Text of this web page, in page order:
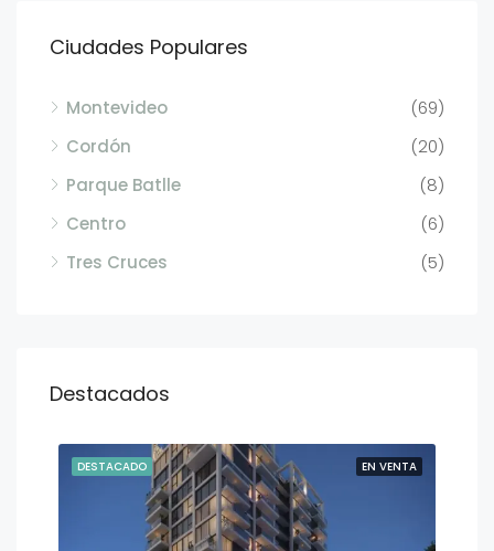
Ciudades Populares
Montevideo
(69)
Cordón
(20)
Parque Batlle
(8)
Centro
(6)
Tres Cruces
(5)
Destacados
EN VENTA
DESTACADO